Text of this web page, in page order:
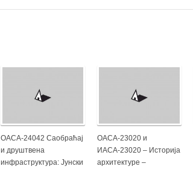
ОАСА-24042 Саобраћај
и друштвена
инфраструктура: Јунски
ОАСА-23020 и
ИАСА-23020 – Историја
архитектуре –